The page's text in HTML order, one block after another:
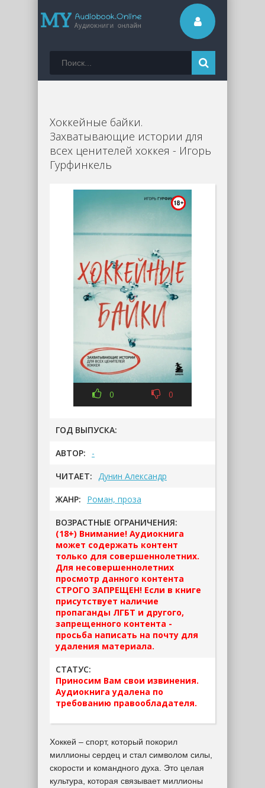
Хоккейные байки.
Захватывающие истории для
всех ценителей хоккея - Игорь
Гурфинкель
0 0
ГОД ВЫПУСКА:
АВТОР: -
ЧИТАЕТ: Дунин Александр
ЖАНР: Роман, проза
ВОЗРАСТНЫЕ ОГРАНИЧЕНИЯ:
(18+) Внимание! Аудиокнига
может содержать контент
только для совершеннолетних.
Для несовершеннолетних
просмотр данного контента
СТРОГО ЗАПРЕЩЕН! Если в книге
присутствует наличие
пропаганды ЛГБТ и другого,
запрещенного контента -
просьба написать на почту для
удаления материала.
СТАТУС:
Приносим Вам свои извинения.
Аудиокнига удалена по
требованию правообладателя.
Хоккей – спорт, который покорил
миллионы сердец и стал символом силы,
скорости и командного духа. Это целая
культура, которая связывает миллионы